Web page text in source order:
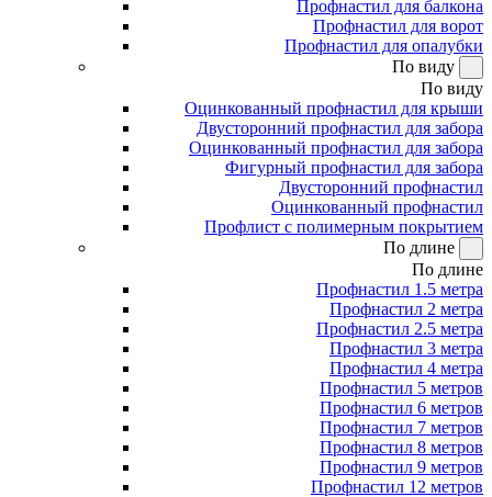
Профнастил для балкона
Профнастил для ворот
Профнастил для опалубки
По виду
По виду
Оцинкованный профнастил для крыши
Двусторонний профнастил для забора
Оцинкованный профнастил для забора
Фигурный профнастил для забора
Двусторонний профнастил
Оцинкованный профнастил
Профлист с полимерным покрытием
По длине
По длине
Профнастил 1.5 метра
Профнастил 2 метра
Профнастил 2.5 метра
Профнастил 3 метра
Профнастил 4 метра
Профнастил 5 метров
Профнастил 6 метров
Профнастил 7 метров
Профнастил 8 метров
Профнастил 9 метров
Профнастил 12 метров